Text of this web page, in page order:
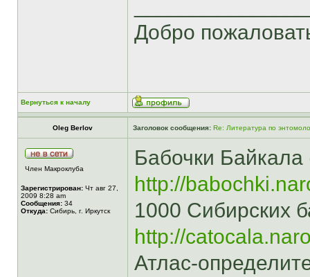
Добро
Вернуться к началу
Oleg Berlov Заголовок сообщения: Re: Литература по
Член Макроклуба
Зарегистрирован: Чт авг 27,
2009 8:28 am
Сообщения: 34
Откуда: Сибирь, г. Иркутск
Бабочки
http://
1000 Сибирских
http://
Атлас-